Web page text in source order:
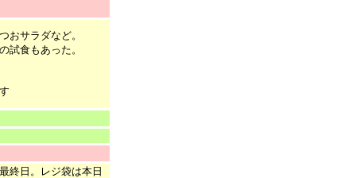
おサラダなど。
試食もあった。
終日。レジ袋は本日